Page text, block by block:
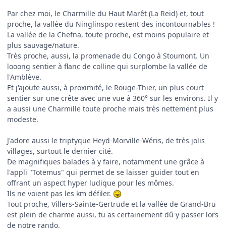
Par chez moi, le Charmille du Haut Marêt (La Reid) et, tout
proche, la vallée du Ninglinspo restent des incontournables !
La vallée de la Chefna, toute proche, est moins populaire et
plus sauvage/nature.
Très proche, aussi, la promenade du Congo à Stoumont. Un
looong sentier à flanc de colline qui surplombe la vallée de
l'Amblève.
Et j'ajoute aussi, à proximité, le Rouge-Thier, un plus court
sentier sur une crête avec une vue à 360° sur les environs. Il y
a aussi une Charmille toute proche mais très nettement plus
modeste.
J'adore aussi le triptyque Heyd-Morville-Wéris, de très jolis
villages, surtout le dernier cité.
De magnifiques balades à y faire, notamment une grâce à
l'appli "Totemus" qui permet de se laisser guider tout en
offrant un aspect hyper ludique pour les mômes.
Ils ne voient pas les km défiler.
Tout proche, Villers-Sainte-Gertrude et la vallée de Grand-Bru
est plein de charme aussi, tu as certainement dû y passer lors
de notre rando.